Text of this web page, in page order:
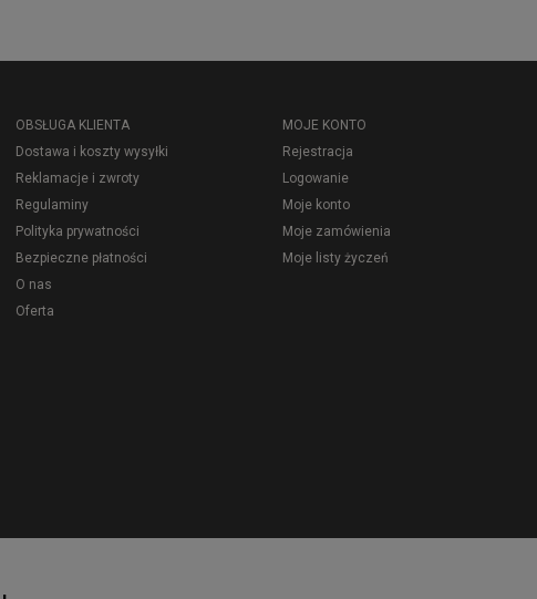
OBSŁUGA KLIENTA
Dostawa i koszty wysyłki
Reklamacje i zwroty
Regulaminy
Polityka prywatności
Bezpieczne płatności
O nas
Oferta
MOJE KONTO
Rejestracja
Logowanie
Moje konto
Moje zamówienia
Moje listy życzeń